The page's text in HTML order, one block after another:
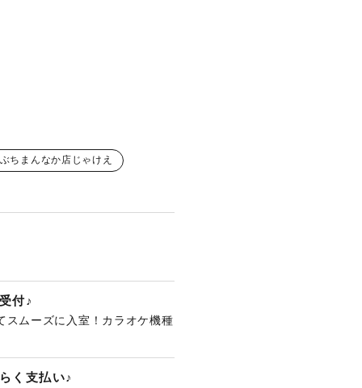
ちまんなか店じゃけえ
付♪
スムーズに入室！カラオケ機種
く支払い♪